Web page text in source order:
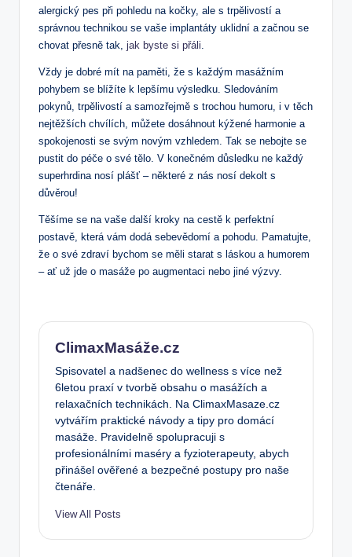
alergický pes při pohledu na kočky, ale s trpělivostí a
správnou technikou se vaše implantáty uklidní a začnou se
chovat přesně tak, jak byste si přáli
Vždy je dobré mít na paměti, že s každým masážním
pohybem se blížíte k lepšímu výsledku. Sledováním
pokynů, trpělivostí a samozřejmě s trochou humoru, i v těch
nejtěžších chvílích, můžete dosáhnout kýžené harmonie a
spokojenosti se svým novým vzhledem. Tak se nebojte se
pustit do péče o své tělo. V konečném důsledku ne každý
superhrdina nosí plášť – některé z nás nosí dekolt s
důvěrou!
Těšíme se na vaše další kroky na cestě k perfektní
postavě, která vám dodá sebevědomí a pohodu. Pamatujte,
že o své zdraví bychom se měli starat s láskou a humorem
– ať už jde o masáže po augmentaci nebo jiné výzvy.
ClimaxMasáže.cz
Spisovatel a nadšenec do wellness s více než
6letou praxí v tvorbě obsahu o masážích a
relaxačních technikách. Na ClimaxMasaze.cz
vytvářím praktické návody a tipy pro domácí
masáže. Pravidelně spolupracuji s
profesionálními maséry a fyzioterapeuty, abych
přinášel ověřené a bezpečné postupy pro naše
čtenáře.
View All Posts